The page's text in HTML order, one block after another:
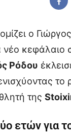
ο
νέο κεφάλαιο
Ρόδου
το
της
ετών για